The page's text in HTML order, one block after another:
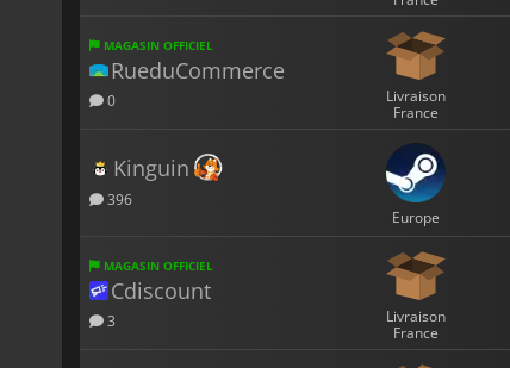
MAGASIN OFFICIEL
RueduCommerce
0
Livraison
France
Kinguin
396
Europe
MAGASIN OFFICIEL
Cdiscount
3
Livraison
France